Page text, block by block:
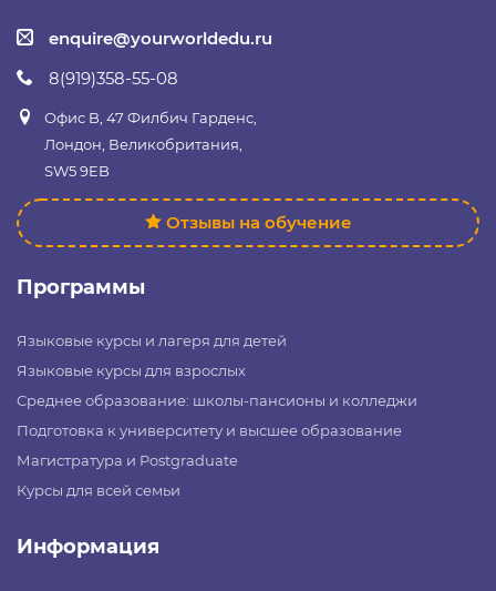
enquire@yourworldedu.ru
8(919)358-55-08
Офис B, 47 Филбич Гарденс,
Лондон, Великобритания,
SW5 9EB
Отзывы на обучение
Программы
Языковые курсы и лагеря для детей
Языковые курсы для взрослых
Среднее образование: школы-пансионы и колледжи
Подготовка к университету и высшее образование
Магистратура и Postgraduate
Курсы для всей семьи
Информация